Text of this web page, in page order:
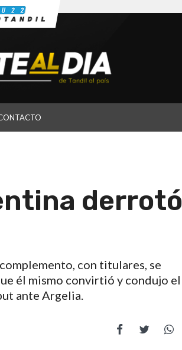
derrotó
con titulares, se
él mismo convirtió y condujo el
ante Argelia.